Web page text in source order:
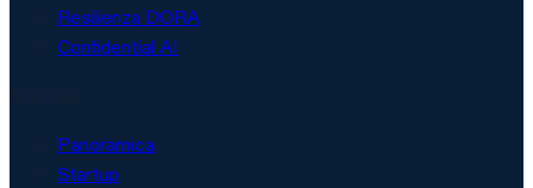
Resilienza DORA
Confidential AI
Panoramica
Startup